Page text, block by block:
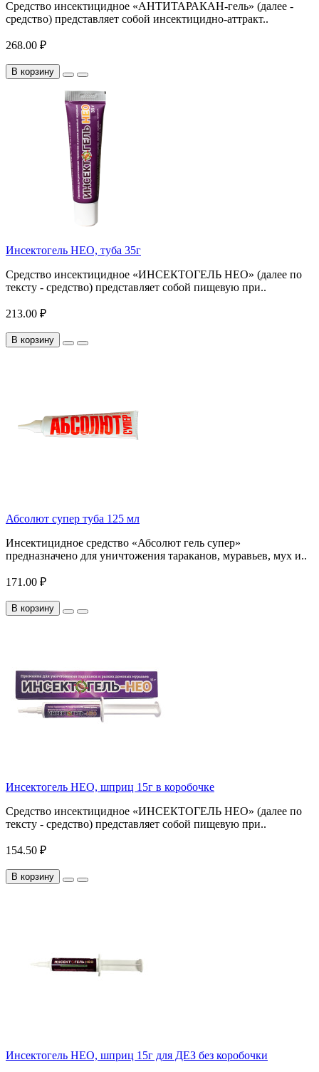
Средство инсектицидное «АНТИТАРАКАН-гель» (далее -
средство) представляет собой инсектицидно-аттракт..
268.00 ₽
В корзину
Инсектогель НЕО, туба 35г
Средство инсектицидное «ИНСЕКТОГЕЛЬ НЕО» (далее по
тексту - средство) представляет собой пищевую при..
213.00 ₽
В корзину
Абсолют супер туба 125 мл
Инсектицидное средство «Абсолют гель супер»
предназначено для уничтожения тараканов, муравьев, мух и..
171.00 ₽
В корзину
Инсектогель НЕО, шприц 15г в коробочке
Средство инсектицидное «ИНСЕКТОГЕЛЬ НЕО» (далее по
тексту - средство) представляет собой пищевую при..
154.50 ₽
В корзину
Инсектогель НЕО, шприц 15г для ДЕЗ без коробочки